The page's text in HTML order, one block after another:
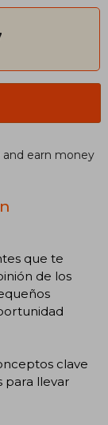
and earn money
que te
de los
clave
para llevar